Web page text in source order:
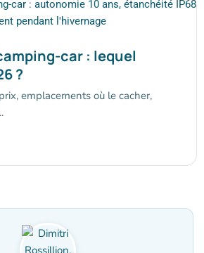
car : lequel
?
emplacements où le cacher,